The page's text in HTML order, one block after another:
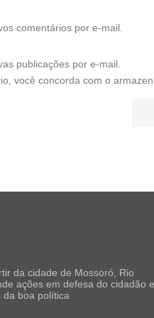
comentários por e-mail.
publicações por e-mail.
você concorda com o
da cidade de Mossoró, Rio
ações em defesa do cidadão e
da boa política